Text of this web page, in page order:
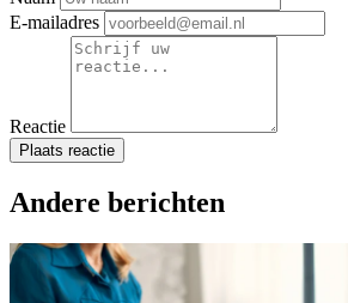
E-mailadres
Reactie
Plaats reactie
Andere berichten